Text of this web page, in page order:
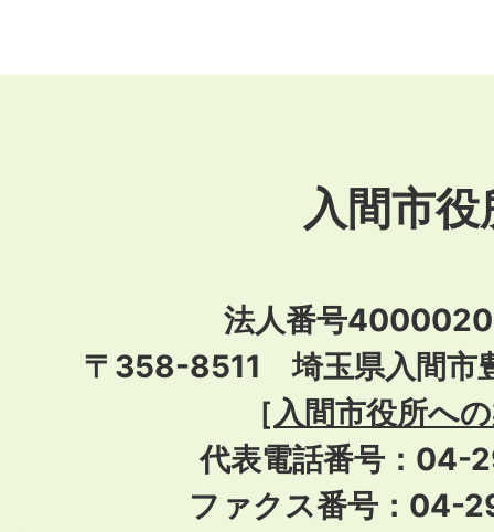
入間市役
法人番号
〒358-8511 埼玉県入間市
［入間市役所へ
代表電話番号：04-
ファクス番号：04-